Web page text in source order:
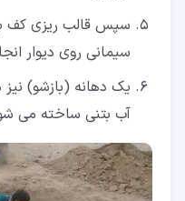
سپس قالب ریزی کف
سیمانی روی دیوار
یک دهانه (بازشو)
آب بتنی ساخته می